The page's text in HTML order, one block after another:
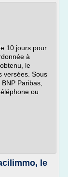
10 jours pour
à
le
versées. Sous
Paribas,
ou
le